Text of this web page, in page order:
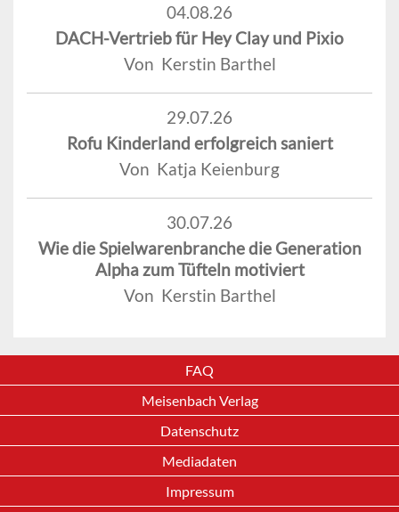
04.08.26
DACH-Vertrieb für Hey Clay und Pixio
Von Kerstin Barthel
29.07.26
Rofu Kinderland erfolgreich saniert
Von Katja Keienburg
30.07.26
Wie die Spielwarenbranche die Generation
Alpha zum Tüfteln motiviert
Von Kerstin Barthel
FAQ
Meisenbach Verlag
Datenschutz
Mediadaten
Impressum